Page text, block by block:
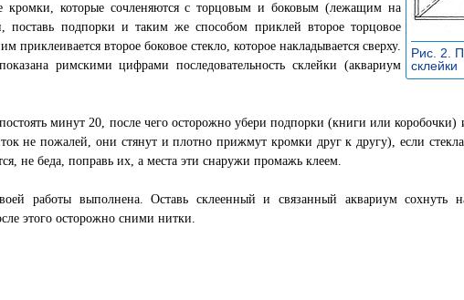
Рис. 2.
склейки
кромки, которые сочленяются с торцовым и боковым (лежащим на
поставь подпорки и таким же способом приклей второе торцовое
приклеивается второе боковое стекло, которое накладывается сверху.
римскими цифрами последовательность склейки (аквариум
минут 20, после чего осторожно убери подпорки (книги или коробочки)
не пожалей, они стянут и плотно прижмут кромки друг к другу), если
не беда, поправь их, а места эти снаружи промажь клеем.
работы выполнена. Оставь склеенный и связанный аквариум сохнуть
этого осторожно сними нитки.